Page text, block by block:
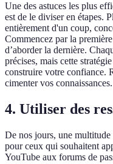
Une des astuces les plus
est de le diviser en étapes.
entièrement d'un coup,
Commencez par la
d’aborder la dernière.
précises, mais cette
construire votre confiance.
cimenter vos connaissances.
4. Utiliser des
De nos jours, une multitude
pour ceux qui souhaitent
YouTube aux forums de